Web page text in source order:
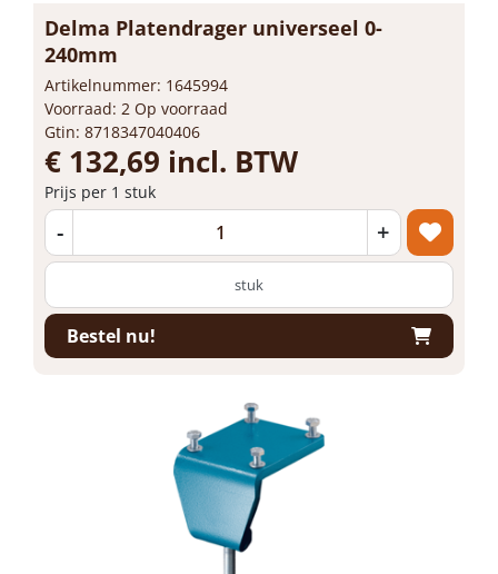
Delma Platendrager universeel 0-
240mm
Artikelnummer: 1645994
Voorraad: 2 Op voorraad
Gtin: 8718347040406
€ 132,69 incl. BTW
Prijs per 1 stuk
- +
stuk
Bestel nu!